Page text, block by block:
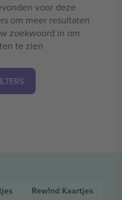
voor deze
om meer resultaten
zoekwoord in om
te zien
Rew!nd Kaartjes